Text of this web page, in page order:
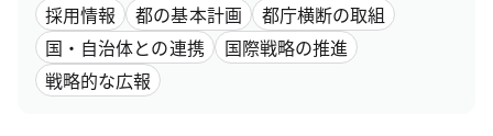
採用情報 都の基本計画
都庁横断の取組
国・自治体との連携
国際戦略の推進
戦略的な広報